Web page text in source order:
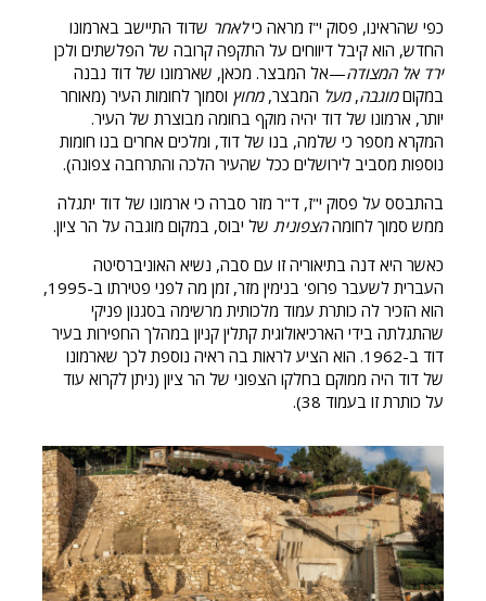
כפי שהראינו, פסוק י"ז מראה כילאחר שדוד התיישב בארמונו
החדש, הוא קיבל דיווחים על התקפה קרובה של הפלשתים ולכן
ירד אל המצודה—אל המבצר. מכאן, שארמונו של דוד נבנה
במקוםמוגבה,מעל המבצר,מחוץ וסמוך לחומות העיר (מאוחר
יותר, ארמונו של דוד יהיה מוקף בחומה מבוצרת של העיר.
המקרא מספר כי שלמה, בנו של דוד, ומלכים אחרים בנו חומות
נוספות מסביב לירושלים ככל שהעיר הלכה והתרחבה צפונה).
בהתבסס על פסוק י"ז, ד"ר מזר סברה כי ארמונו של דוד יתגלה
ממש סמוך לחומההצפונית של יבוס, במקום מוגבה על הר ציון.
כאשר היא דנה בתיאוריה זו עם סבה, נשיא האוניברסיטה
העברית לשעבר פרופ' בנימין מזר, זמן מה לפני פטירתו ב-1995,
הוא הזכיר לה כותרת עמוד מלכותית מרשימה בסגנון פניקי
שהתגלתה בידי הארכיאולוגית קתלין קניון במהלך החפירות בעיר
דוד ב-1962. הוא הציע לראות בה ראיה נוספת לכך שארמונו
של דוד היה ממוקם בחלקו הצפוני של הר ציון (ניתן לקרוא עוד
על כותרת זו בעמוד 38).